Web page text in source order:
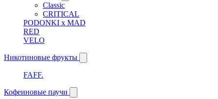
Classic
CRITICAL
PODONKI x MAD
RED
VELO
Никотиновые фрукты
FAFF.
Кофеиновые паучи